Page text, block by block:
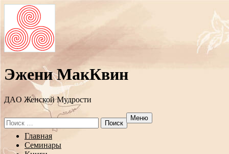
Эжени МакКвин
ДAO Женской Мудрости
Search
for:
Меню
ПерейтиГлавная
Семинары